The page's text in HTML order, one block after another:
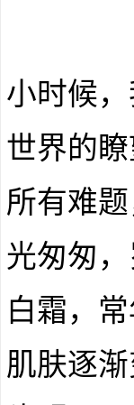
小时候
世界的
所有难
光匆匆
白霜，
肌肤逐